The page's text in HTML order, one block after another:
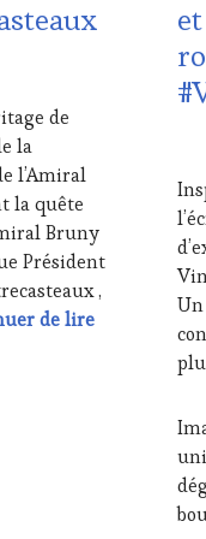
de
la
l’Amiral
la quête
Bruny
Président
,
de lireCollection
DE-
DU
VIN
ET
DE
LA
&